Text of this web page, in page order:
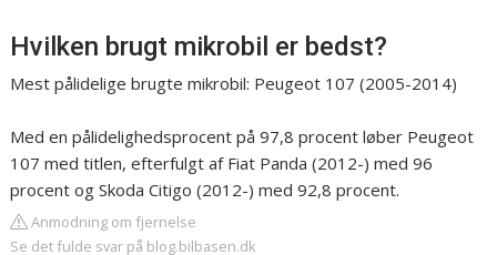
Hvilken brugt mikrobil er bedst?
Mest pålidelige brugte mikrobil: Peugeot 107 (2005-2014)
Med en pålidelighedsprocent på 97,8 procent løber Peugeot
107 med titlen, efterfulgt af Fiat Panda (2012-) med 96
procent og Skoda Citigo (2012-) med 92,8 procent.
Anmodning om fjernelse
Se det fulde svar på blog.bilbasen.dk